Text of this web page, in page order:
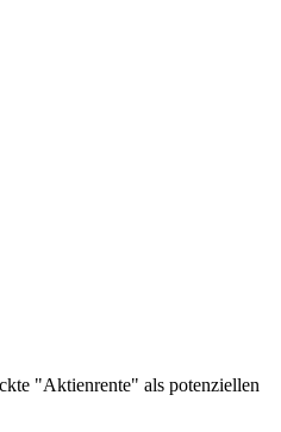
"Aktienrente" als potenziellen